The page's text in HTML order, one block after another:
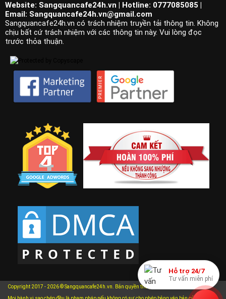
Hỗ trợ 24/7
Tư vấn miễn phí
Website: Sangquancafe24h.vn | Hotline: 0777085085 |
Email: Sangquancafe24h.vn@gmail.com
Sangquancafe24h.vn có trách nhiệm truyền tải thông tin. Không
chịu bất cứ trách nhiệm với các thông tin này. Vui lòng đọc
trước thỏa thuận.
Copyright 2017 - 2026 © Sangquancafe24h.vn. Bản quyền thuộc về Sangquancafe24h.vn.